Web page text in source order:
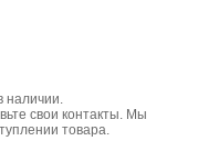
наличии.
свои контакты. Мы
товара.